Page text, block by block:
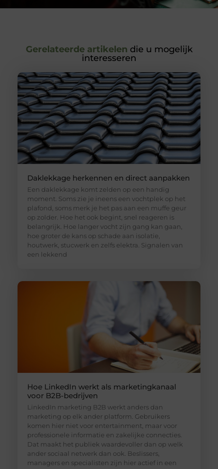
Gerelateerde artikelen die u mogelijk
interesseren
Daklekkage herkennen en direct aanpakken
Een daklekkage komt zelden op een handig
moment. Soms zie je ineens een vochtplek op het
plafond, soms merk je het pas aan een muffe geur
op zolder. Hoe het ook begint, snel reageren is
belangrijk. Hoe langer vocht zijn gang kan gaan,
hoe groter de kans op schade aan isolatie,
houtwerk, stucwerk en zelfs elektra. Signalen van
een lekkend
Hoe LinkedIn werkt als marketingkanaal
voor B2B-bedrijven
LinkedIn marketing B2B werkt anders dan
marketing op elk ander platform. Gebruikers
komen hier niet voor entertainment, maar voor
professionele informatie en zakelijke connecties.
Dat maakt het publiek waardevoller dan op welk
ander sociaal netwerk dan ook. Beslissers,
managers en specialisten zijn hier actief in een